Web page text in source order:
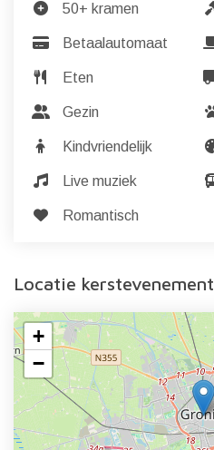
50+ kramen
Betaalautomaat
Eten
Gezin
Kindvriendelijk
Live muziek
Romantisch
Locatie kerstevenement
+
−